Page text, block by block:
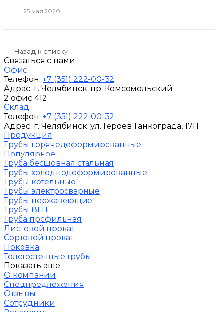
25 мая 2020
Назад к списку
Связаться с нами
Офис
Телефон: +7 (351) 222-00-32
Адрес: г. Челябинск, пр. Комсомольский
2 офис 412
Склад
Телефон: +7 (351) 222-00-32
Адрес: г. Челябинск, ул. Героев Танкограда, 17П
Продукция
Трубы горячедеформированные
Популярное
Труба бесшовная стальная
Трубы холоднодеформированные
Трубы котельные
Трубы электросварные
Трубы нержавеющие
Трубы ВГП
Труба профильная
Листовой прокат
Сортовой прокат
Поковка
Толстостенные трубы
Показать еще
О компании
Спецпредложения
Отзывы
Сотрудники